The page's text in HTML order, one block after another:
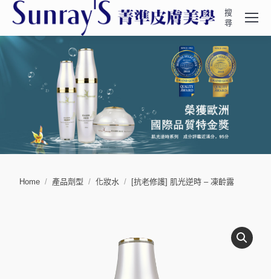
Search:
搜
尋
You are here:
Home 產品劑型 化妝水 [抗老修護] 肌光逆時 – 凍齡露